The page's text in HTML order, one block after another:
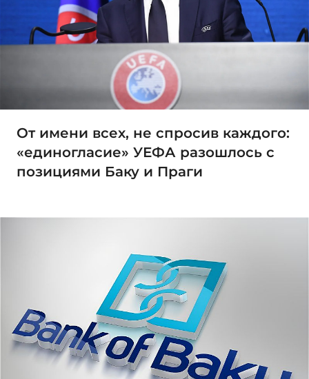
От имени всех, не спросив каждого:
«единогласие» УЕФА разошлось с
позициями Баку и Праги